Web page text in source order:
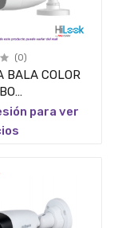
(0)
BALA COLOR
LENTE
para ver